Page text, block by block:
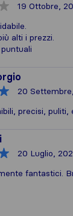
19 Ottobre,
alti i prezzi.
20
precisi, puliti,
20 Luglio,
fantastici.